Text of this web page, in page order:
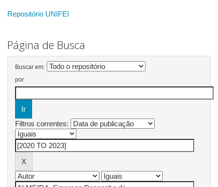
Repositório UNIFEI
Página de Busca
Buscar em:
por
Filtros correntes: